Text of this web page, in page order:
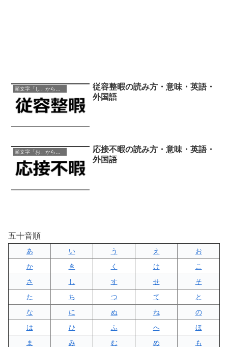
従容整暇の読み方・意味・英語・
外国語
応接不暇の読み方・意味・英語・
外国語
五十音順
あ い う え
お
か
き く け
こ
さ
し す せ
そ
た
ち つ て
と
な
に ぬ ね
の
は
ひ ふ へ
ほ
ま
み む め
も